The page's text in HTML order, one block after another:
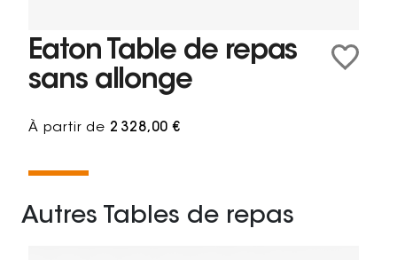
Eaton Table de repas
sans allonge
À partir de 2 328,00 €
Autres Tables de repas